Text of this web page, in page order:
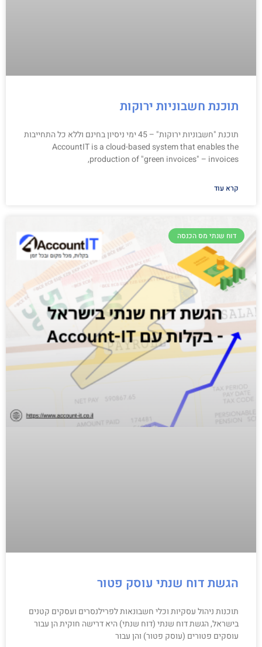
תוכנת חשבוניות ירוקות
תוכנת "חשבוניות ירוקות" – 45 ימי ניסיון בחינם וללא כל התחייבות
AccountIT is a cloud-based system that enables the
production of "green invoices" – invoices,
קרא עוד
דוח שנתי מס הכנסה
הגשת דוח שנתי עוסק פטור
תוכנות ניהול עסקיות וכלי חשבונאות לפרילנסרים ועסקים קטנים
בישראל, הגשת דוח שנתי (דוח שנתי) היא דרישה חוקית הן עבור
עוסקים פטורים (עוסק פטור) והן עבור